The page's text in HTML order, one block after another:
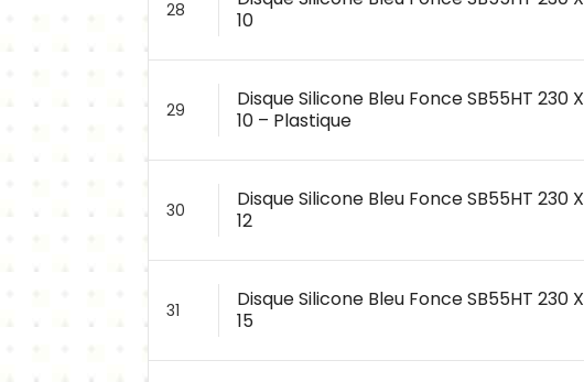
28
10
29
Disque Silicone Bleu Fonce SB55HT 230 X
10 – Plastique
30
Disque Silicone Bleu Fonce SB55HT 230 X
12
31
Disque Silicone Bleu Fonce SB55HT 230 X
15